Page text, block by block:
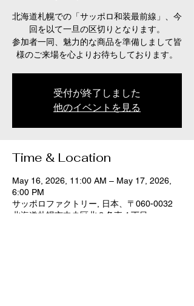
北海道札幌での「サッポロ和装最前線」、今
回を以て一旦の区切りとなります。
参加者一同、魅力的な商品を準備しまして皆
様のご来場を心よりお待ちしております。
受付が終了しました
他のイベントを見る
Time & Location
May 16, 2026, 11:00 AM – May 17, 2026,
6:00 PM
サッポロファクトリー, 日本、〒060-0032
北海道札幌市中央区北２条東４丁目